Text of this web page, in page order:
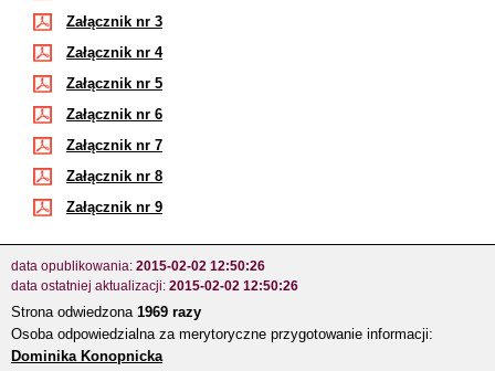
Załącznik nr 3
Załącznik nr 4
Załącznik nr 5
Załącznik nr 6
Załącznik nr 7
Załącznik nr 8
Załącznik nr 9
data opublikowania: 2015-02-02 12:50:26
data ostatniej aktualizacji: 2015-02-02 12:50:26
Strona odwiedzona 1969 razy
Osoba odpowiedzialna za merytoryczne przygotowanie informacji:
Dominika Konopnicka